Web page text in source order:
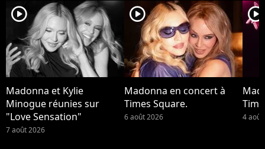
player2
Madonna et Kylie
Minogue réunies sur
"Love Sensation"
7 août 2026
player2
Madonna en concert à
Times Square.
6 août 2026
player2
4 août